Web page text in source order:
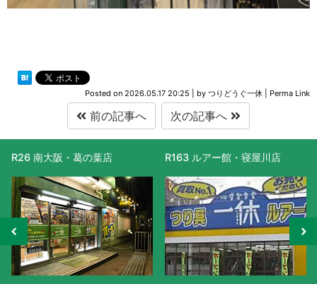
Posted on 2026.05.17 20:25 by つりどうぐ一休 Perma Link
前の記事へ 次の記事へ
R163 ルアー館・寝屋川店 R477 滋賀守山店